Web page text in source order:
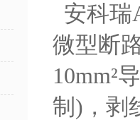
安科瑞
微型断
10mm²
制)，剥